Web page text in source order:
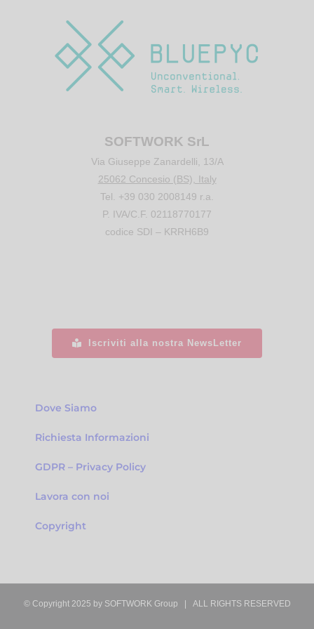
SOFTWORK SrL
Via Giuseppe Zanardelli, 13/A
25062 Concesio (BS), Italy
Tel. +39 030 2008149 r.a.
P. IVA/C.F. 02118770177
codice SDI – KRRH6B9
Iscriviti alla nostra NewsLetter
Dove Siamo
Richiesta Informazioni
GDPR – Privacy Policy
Lavora con noi
Copyright
© Copyright 2025 by SOFTWORK Group | ALL RIGHTS RESERVED